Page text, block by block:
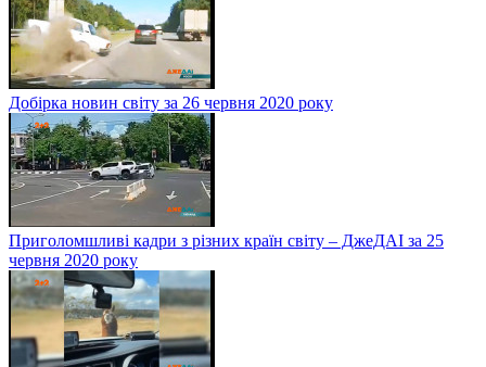
Добірка новин світу за 26 червня 2020 року
Приголомшливі кадри з різних країн світу – ДжеДАІ за 25
червня 2020 року